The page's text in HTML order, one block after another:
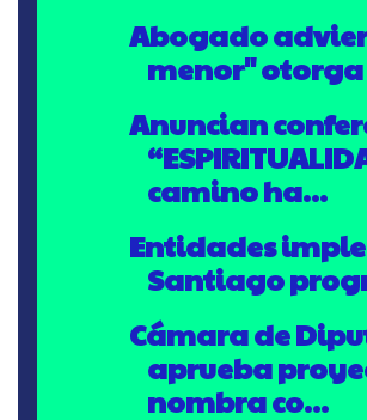
Abogado
menor"
Anuncian
camino ha...
Entidades
Santiago
Cámara de
aprueba
nombra co...